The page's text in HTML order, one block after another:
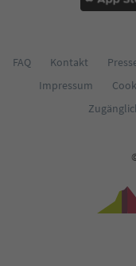
FAQ Kontakt
Impressum